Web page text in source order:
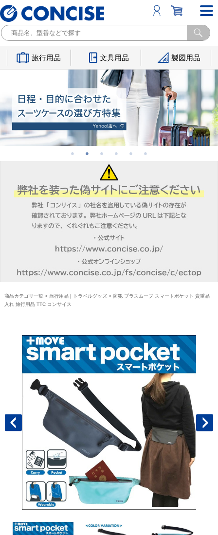
旅行用品 文具用品 製図用品
商品カテゴリ一覧 > 旅行用品 | トラベルグッズ> 防犯 プラスムーブ スマートポケット 貴重品
入れ 旅行用品 TTC コンサイス